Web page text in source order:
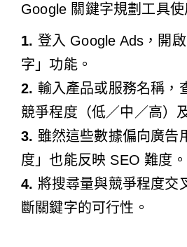
Google 關鍵字規劃工具使
1. 登入 Google Ads，開
字」功能。
2. 輸入產品或服務名稱，
競爭程度（低／中／高）
3. 雖然這些數據偏向廣告
度」也能反映 SEO 難度。
4. 將搜尋量與競爭程度交
斷關鍵字的可行性。